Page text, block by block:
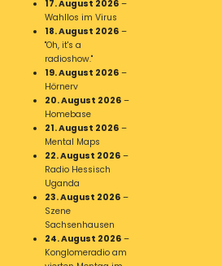
17. August 2026 –
Wahllos im Virus
18. August 2026 –
"Oh, it's a
radioshow."
19. August 2026 –
Hörnerv
20. August 2026 –
Homebase
21. August 2026 –
Mental Maps
22. August 2026 –
Radio Hessisch
Uganda
23. August 2026 –
Szene
Sachsenhausen
24. August 2026 –
Konglomeradio am